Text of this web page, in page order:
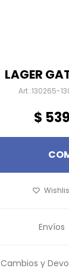
LAGER
130265-
$ 539
Envíos
Cambios y